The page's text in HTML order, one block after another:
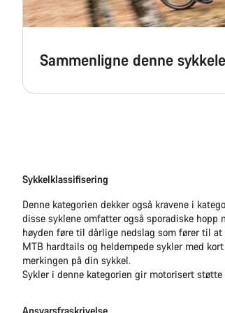
Sammenligne denne
Sykkelklassifisering
Denne kategorien dekker også kravene i
disse syklene omfatter også sporadiske hopp
høyden føre til dårlige nedslag som fører til at
MTB hardtails og heldempede sykler med
merkingen på din sykkel.
Sykler i denne kategorien gir motorisert